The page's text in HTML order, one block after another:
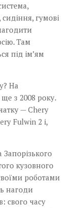
гумові
Там
під ім’ям
На
з 2008 року.
— Chery
Fulwin 2 і,
кузовного
роботами
нагоди
свого часу